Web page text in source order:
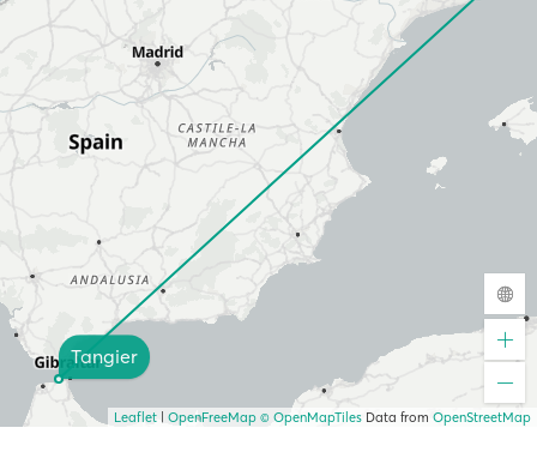
Tangier
Leaflet OpenFreeMap © OpenMapTiles Data from OpenStreetMap